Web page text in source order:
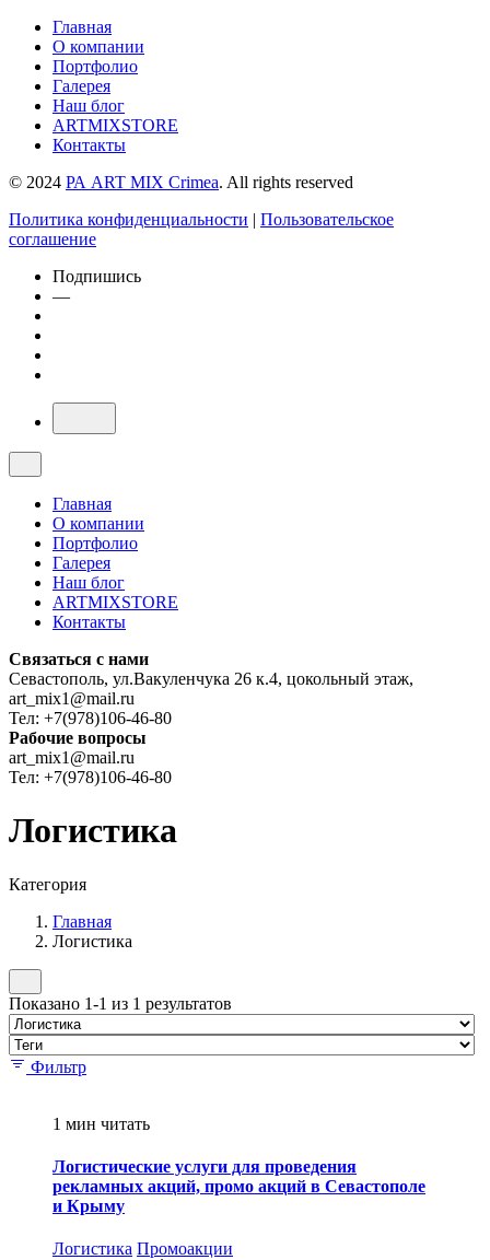
Главная
О компании
Портфолио
Галерея
Наш блог
ARTMIXSTORE
Контакты
© 2024 РА ART MIX Crimea. All rights reserved
Политика конфиденциальности | Пользовательское
соглашение
Подпишись
—
Главная
О компании
Портфолио
Галерея
Наш блог
ARTMIXSTORE
Контакты
Связаться с нами
Севастополь, ул.Вакуленчука 26 к.4, цокольный этаж,
art_mix1@mail.ru
Тел: +7(978)106-46-80
Рабочие вопросы
art_mix1@mail.ru
Тел: +7(978)106-46-80
Логистика
Категория
Главная
Логистика
Показано 1-1 из 1 результатов
Фильтр
1 мин читать
Логистические услуги для проведения
рекламных акций, промо акций в Севастополе
и Крыму
Логистика Промоакции